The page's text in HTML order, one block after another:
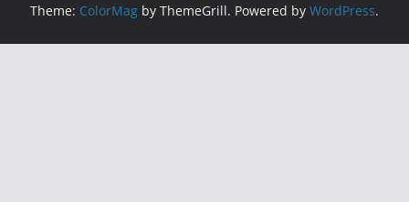
Theme: ColorMag by ThemeGrill. Powered by WordPress.